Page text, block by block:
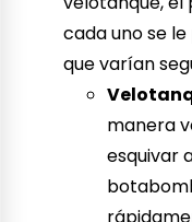
cada uno se
que varían
manera
esquivar